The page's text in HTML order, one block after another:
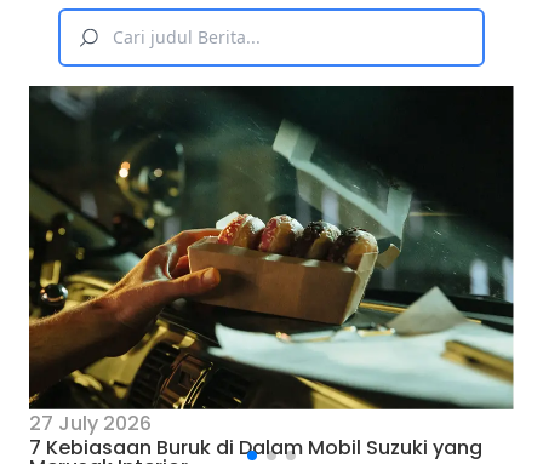
27 July 2026
7 Kebiasaan Buruk di Dalam Mobil Suzuki yang